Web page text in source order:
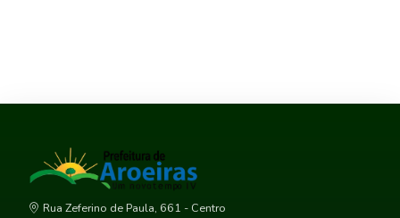
Rua Zeferino de Paula, 661 - Centro